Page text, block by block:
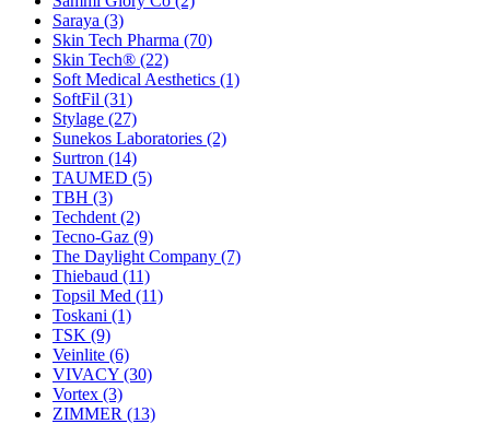
Saraya (3)
Skin Tech Pharma (70)
Skin Tech® (22)
Soft Medical Aesthetics (1)
SoftFil (31)
Stylage (27)
Sunekos Laboratories (2)
Surtron (14)
TAUMED (5)
TBH (3)
Techdent (2)
Tecno-Gaz (9)
The Daylight Company (7)
Thiebaud (11)
Topsil Med (11)
Toskani (1)
TSK (9)
Veinlite (6)
VIVACY (30)
Vortex (3)
ZIMMER (13)